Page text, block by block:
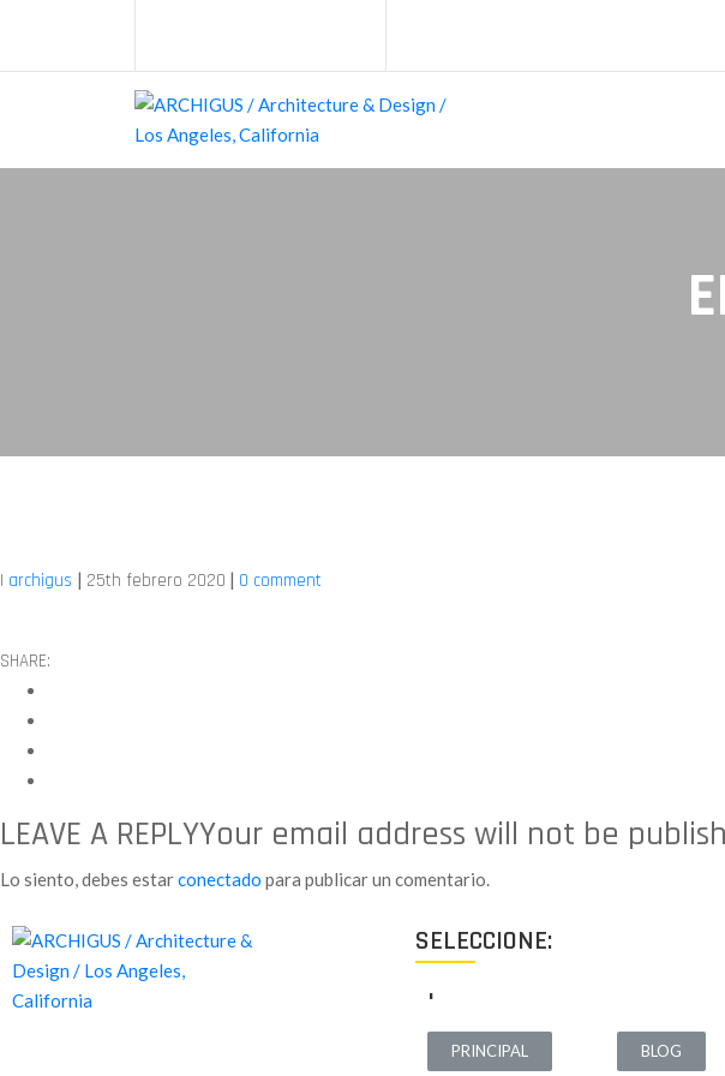
| archigus | 25th febrero 2020 | 0 comment
SHARE:
LEAVE A REPLYYour email address will not be
Lo siento, debes estarconectado para publicar un comentario.
SELECCIONE:
.
PRINCIPAL BLOG